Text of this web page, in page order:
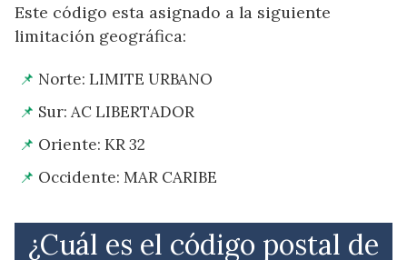
Este código esta asignado a la siguiente
limitación geográfica:
Norte: LIMITE URBANO
Sur: AC LIBERTADOR
Oriente: KR 32
Occidente: MAR CARIBE
¿Cuál es el código postal de